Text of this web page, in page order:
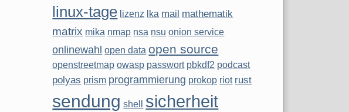
linux-tage lizenz lka mail mathematik
matrix mika nmap nsa nsu onion service
onlinewahl open data open source
openstreetmap owasp passwort pbkdf2 podcast
polyas prism programmierung prokop riot rust
sendung shell sicherheit